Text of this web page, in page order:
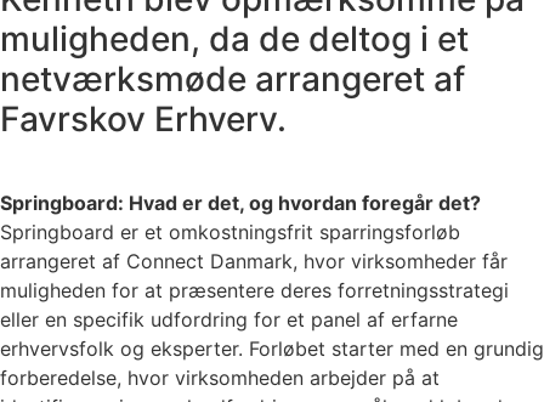
muligheden, da de deltog i et
netværksmøde arrangeret af
Favrskov Erhverv.
Springboard: Hvad er det, og hvordan foregår det?
Springboard er et omkostningsfrit sparringsforløb
arrangeret af Connect Danmark, hvor virksomheder får
muligheden for at præsentere deres forretningsstrategi
eller en specifik udfordring for et panel af erfarne
erhvervsfolk og eksperter. Forløbet starter med en grundig
forberedelse, hvor virksomheden arbejder på at